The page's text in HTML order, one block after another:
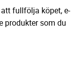
fullfölja köpet, e-
produkter som du